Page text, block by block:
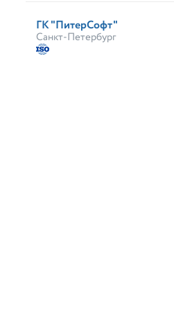
ГК "ПитерСофт"
Санкт-Петербург